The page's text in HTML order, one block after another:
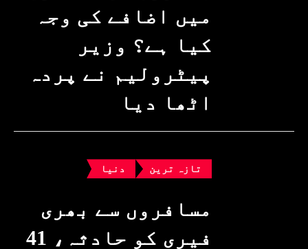
میں اضافے کی وجہ
کیا ہے؟ وزیرِ
پیٹرولیم نے پردہ
اٹھا دیا
تازہ ترین دنیا
مسافروں سے بھری
فیری کو حادثہ، 41